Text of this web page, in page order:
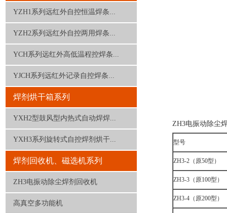
YZH1系列远红外自控恒温焊条...
YZH2系列远红外自控两用焊条...
YCH系列远红外高低温程控焊条...
YJCH系列远红外记录自控焊条...
焊剂烘干箱系列
YXH2型鼓风型内热式自动焊焊...
YXH3系列旋转式自控焊剂烘干...
焊剂回收机、磁选机系列
ZH3电振动除尘焊剂回收机
高真空多功能机
ZH3电振动除尘
型号
ZH3-2（原50型）
ZH3-3（原100型）
ZH3-4（原200型）